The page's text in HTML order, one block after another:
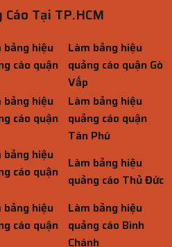
Tại TP.HCM
bảng hiệu
cáo quận
Làm bảng hiệu
quảng cáo quận Gò
Vấp
bảng hiệu
cáo quận
Làm bảng hiệu
quảng cáo quận
Tân Phú
bảng hiệu
cáo quận
Làm bảng hiệu
quảng cáo Thủ Đức
bảng hiệu
cáo quận
Làm bảng hiệu
quảng cáo Bình
Chánh